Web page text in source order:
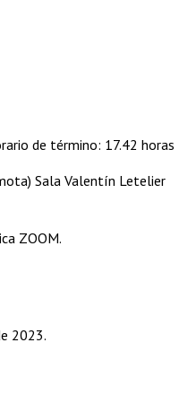
de término: 17.42 horas
Sala Valentín Letelier
ZOOM.
2023.